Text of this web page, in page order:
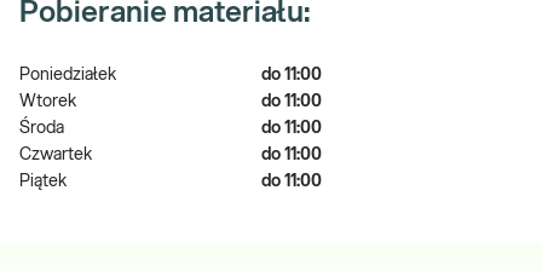
Pobieranie materiału:
Poniedziałek
do 11:00
Wtorek
do 11:00
Środa
do 11:00
Czwartek
do 11:00
Piątek
do 11:00